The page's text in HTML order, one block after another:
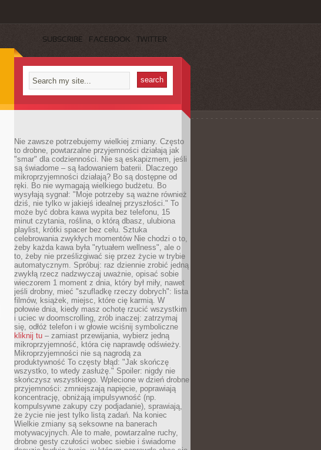
SUBSCRIBE FACEBOOK TWITTER
Nie zawsze potrzebujemy wielkiej zmiany. Często
to drobne, powtarzalne przyjemności działają jak
"smar" dla codzienności. Nie są eskapizmem, jeśli
są świadome – są ładowaniem baterii. Dlaczego
mikroprzyjemności działają? Bo są dostępne od
ręki. Bo nie wymagają wielkiego budżetu. Bo
wysyłają sygnał: "Moje potrzeby są ważne również
dziś, nie tylko w jakiejś idealnej przyszłości." To
może być dobra kawa wypita bez telefonu, 15
minut czytania, roślina, o którą dbasz, ulubiona
playlist, krótki spacer bez celu. Sztuka
celebrowania zwykłych momentów Nie chodzi o to,
żeby każda kawa była "rytuałem wellness", ale o
to, żeby nie prześlizgiwać się przez życie w trybie
automatycznym. Spróbuj: raz dziennie zrobić jedną
zwykłą rzecz nadzwyczaj uważnie, opisać sobie
wieczorem 1 moment z dnia, który był miły, nawet
jeśli drobny, mieć "szufladkę rzeczy dobrych": lista
filmów, książek, miejsc, które cię karmią. W
połowie dnia, kiedy masz ochotę rzucić wszystkim
i uciec w doomscrolling, zrób inaczej: zatrzymaj
się, odłóż telefon i w głowie wciśnij symboliczne
kliknij tu – zamiast przewijania, wybierz jedną
mikroprzyjemność, która cię naprawdę odświeży.
Mikroprzyjemności nie są nagrodą za
produktywność To częsty błąd: "Jak skończę
wszystko, to wtedy zasłużę." Spoiler: nigdy nie
skończysz wszystkiego. Wplecione w dzień drobne
przyjemności: zmniejszają napięcie, poprawiają
koncentrację, obniżają impulsywność (np.
kompulsywne zakupy czy podjadanie), sprawiają,
że życie nie jest tylko listą zadań. Na koniec
Wielkie zmiany są seksowne na banerach
motywacyjnych. Ale to małe, powtarzalne ruchy,
drobne gesty czułości wobec siebie i świadome